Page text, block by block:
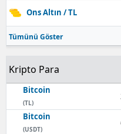
Ons Altın / TL
Tümünü Göster
Kripto Para
Bitcoin
(TL)
Bitcoin
(USDT)